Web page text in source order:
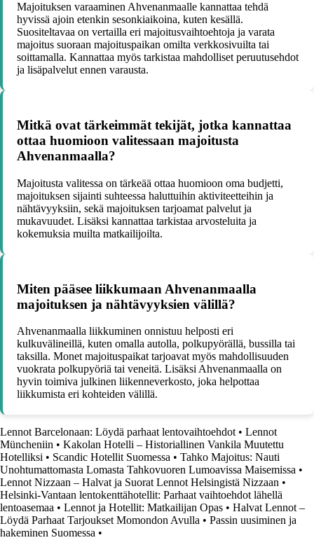
Majoituksen varaaminen Ahvenanmaalle kannattaa tehdä
hyvissä ajoin etenkin sesonkiaikoina, kuten kesällä.
Suositeltavaa on vertailla eri majoitusvaihtoehtoja ja varata
majoitus suoraan majoituspaikan omilta verkkosivuilta tai
soittamalla. Kannattaa myös tarkistaa mahdolliset peruutusehdot
ja lisäpalvelut ennen varausta.
Mitkä ovat tärkeimmät tekijät, jotka kannattaa
ottaa huomioon valitessaan majoitusta
Ahvenanmaalla?
Majoitusta valitessa on tärkeää ottaa huomioon oma budjetti,
majoituksen sijainti suhteessa haluttuihin aktiviteetteihin ja
nähtävyyksiin, sekä majoituksen tarjoamat palvelut ja
mukavuudet. Lisäksi kannattaa tarkistaa arvosteluita ja
kokemuksia muilta matkailijoilta.
Miten pääsee liikkumaan Ahvenanmaalla
majoituksen ja nähtävyyksien välillä?
Ahvenanmaalla liikkuminen onnistuu helposti eri
kulkuvälineillä, kuten omalla autolla, polkupyörällä, bussilla tai
taksilla. Monet majoituspaikat tarjoavat myös mahdollisuuden
vuokrata polkupyöriä tai veneitä. Lisäksi Ahvenanmaalla on
hyvin toimiva julkinen liikenneverkosto, joka helpottaa
liikkumista eri kohteiden välillä.
Lennot Barcelonaan: Löydä parhaat lentovaihtoehdot • Lennot
Müncheniin • Kakolan Hotelli – Historiallinen Vankila Muutettu
Hotelliksi • Scandic Hotellit Suomessa • Tahko Majoitus: Nauti
Unohtumattomasta Lomasta Tahkovuoren Lumoavissa Maisemissa •
Lennot Nizzaan – Halvat ja Suorat Lennot Helsingistä Nizzaan •
Helsinki-Vantaan lentokenttähotellit: Parhaat vaihtoehdot lähellä
lentoasemaa • Lennot ja Hotellit: Matkailijan Opas • Halvat Lennot –
Löydä Parhaat Tarjoukset Momondon Avulla • Passin uusiminen ja
hakeminen Suomessa •